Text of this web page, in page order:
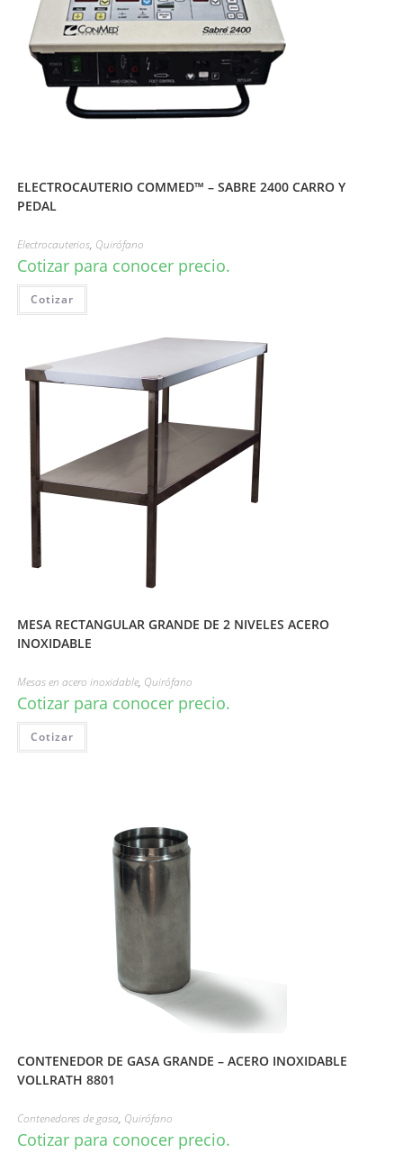
ELECTROCAUTERIO COMMED™ – SABRE 2400 CARRO Y
PEDAL
Electrocauterios, Quirófano
Cotizar para conocer precio.
Cotizar
MESA RECTANGULAR GRANDE DE 2 NIVELES ACERO
INOXIDABLE
Mesas en acero inoxidable, Quirófano
Cotizar para conocer precio.
Cotizar
CONTENEDOR DE GASA GRANDE – ACERO INOXIDABLE
VOLLRATH 8801
Contenedores de gasa, Quirófano
Cotizar para conocer precio.